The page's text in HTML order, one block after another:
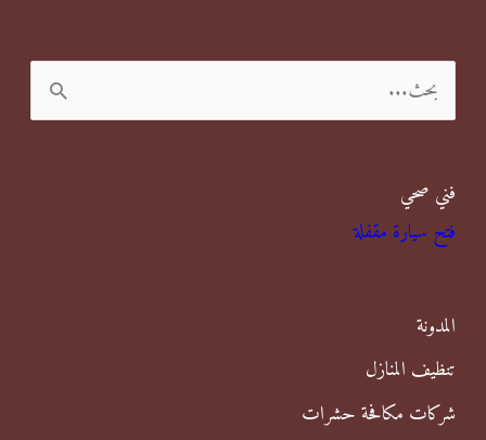
ل
ح
ث
ن
فني صحي
فتح سيارة مقفلة
المدونة
تنظيف المنازل
شركات مكافحة حشرات